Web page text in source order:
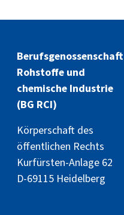
Berufs­genossenschaft
Rohstoffe und
chemische Industrie
(BG RCI)
Körperschaft des
öffentlichen Rechts
Kurfürsten-Anlage 62
D-69115 Heidelberg